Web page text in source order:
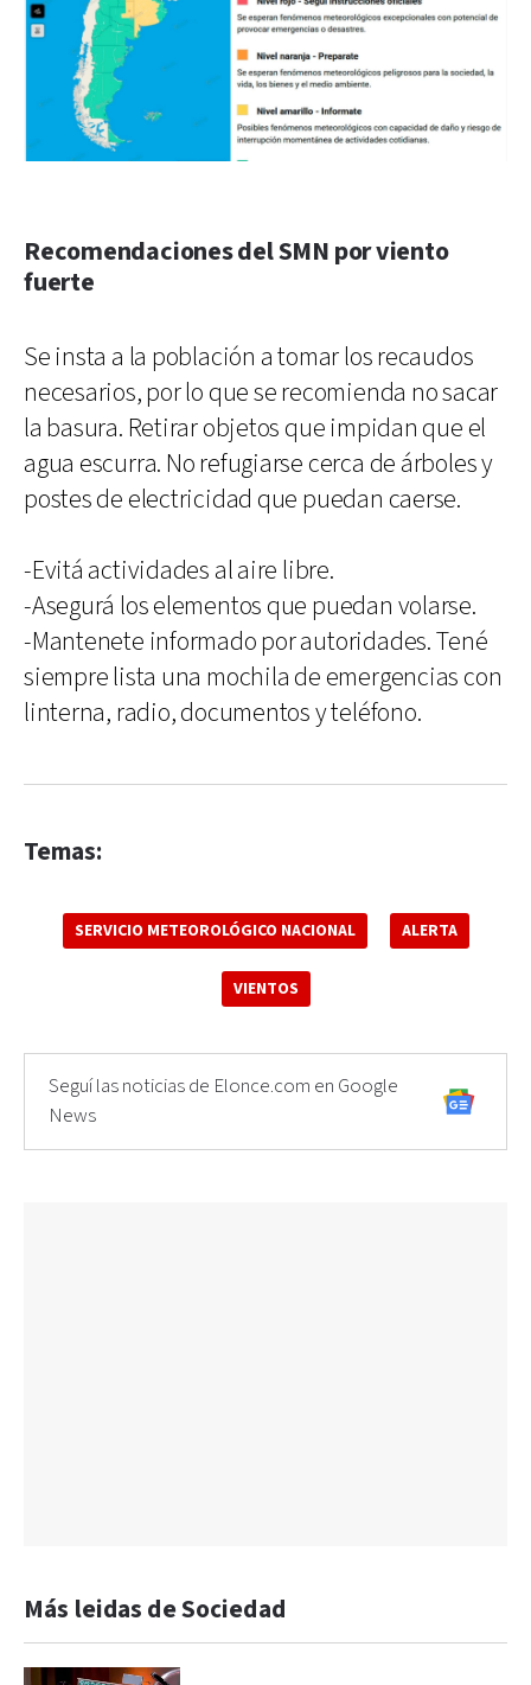
Recomendaciones del SMN por viento
fuerte
Se insta a la población a tomar los recaudos
necesarios, por lo que se recomienda no sacar
la basura. Retirar objetos que impidan que el
agua escurra. No refugiarse cerca de árboles y
postes de electricidad que puedan caerse.
-Evitá actividades al aire libre.
-Asegurá los elementos que puedan volarse.
-Mantenete informado por autoridades. Tené
siempre lista una mochila de emergencias con
linterna, radio, documentos y teléfono.
Temas:
SERVICIO METEOROLÓGICO NACIONAL ALERTA
VIENTOS
Seguí las noticias de Elonce.com en Google
News
Más leidas de Sociedad